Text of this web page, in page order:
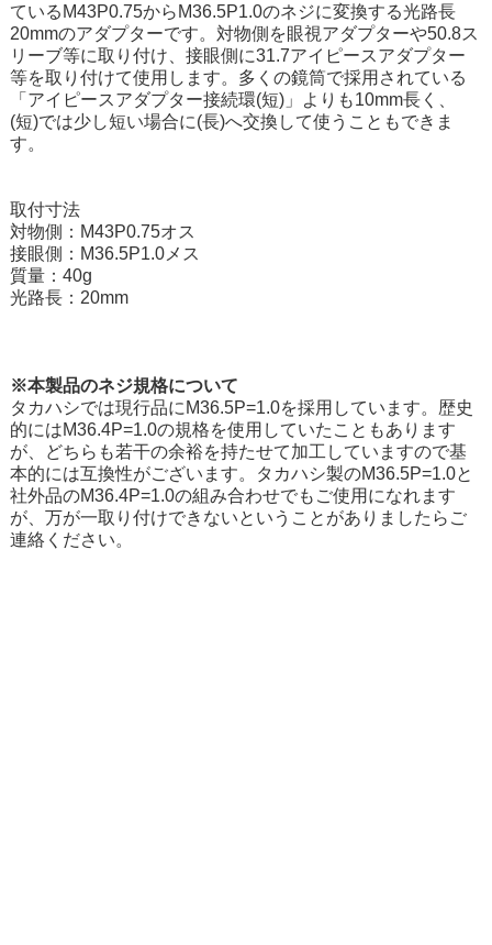
ているM43P0.75からM36.5P1.0のネジに変換する光路長
20mmのアダプターです。対物側を眼視アダプターや50.8ス
リーブ等に取り付け、接眼側に31.7アイピースアダプター
等を取り付けて使用します。多くの鏡筒で採用されている
「アイピースアダプター接続環(短)」よりも10mm長く、
(短)では少し短い場合に(長)へ交換して使うこともできま
す。
取付寸法
対物側：M43P0.75オス
接眼側：M36.5P1.0メス
質量：40g
光路長：20mm
※本製品のネジ規格について
タカハシでは現行品にM36.5P=1.0を採用しています。歴史
的にはM36.4P=1.0の規格を使用していたこともあります
が、どちらも若干の余裕を持たせて加工していますので基
本的には互換性がございます。タカハシ製のM36.5P=1.0と
社外品のM36.4P=1.0の組み合わせでもご使用になれます
が、万が一取り付けできないということがありましたらご
連絡ください。